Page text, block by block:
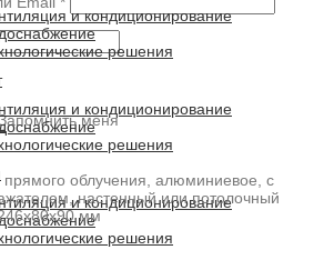
меня
и кондиционирование
решения
и кондиционирование
решения
и кондиционирование
решения
облучения, алюминиевое, с
настенный или потолочный
мм